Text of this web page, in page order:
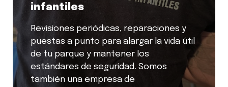
infantiles
Revisiones periódicas, reparaciones y
puestas a punto para alargar la vida útil
de tu parque y mantener los
estándares de seguridad. Somos
también una empresa de